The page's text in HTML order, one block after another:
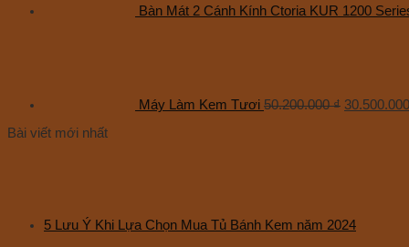
Bàn Mát 2 Cánh Kính Ctoria KUR 1200
Máy Làm Kem Tươi 50.200.000₫ 30.500.000
Bài viết mới nhất
5 Lưu Ý Khi Lựa Chọn Mua Tủ Bánh Kem năm 2024